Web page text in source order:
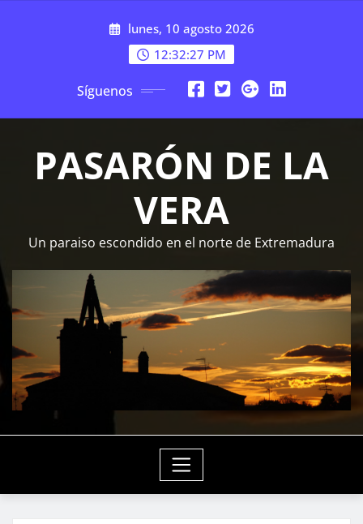
lunes, 10 agosto 2026
12:32:28 PM
Síguenos
PASARÓN DE LA
VERA
Un paraiso escondido en el norte de Extremadura